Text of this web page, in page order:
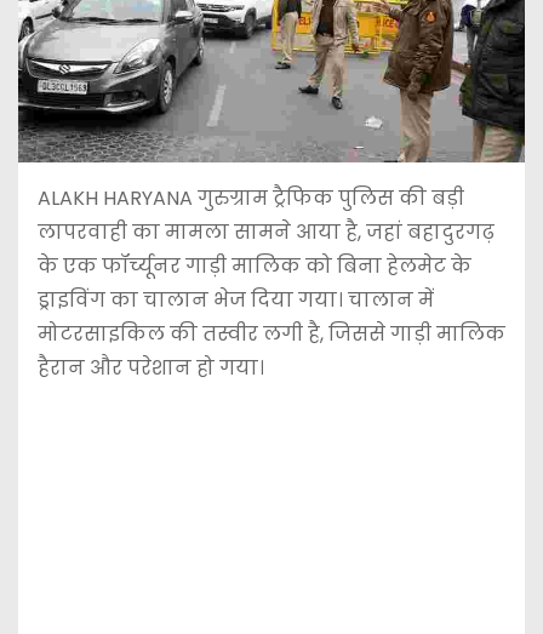
ALAKH HARYANA गुरुग्राम ट्रैफिक पुलिस की बड़ी
लापरवाही का मामला सामने आया है, जहां बहादुरगढ़
के एक फॉर्च्यूनर गाड़ी मालिक को बिना हेलमेट के
ड्राइविंग का चालान भेज दिया गया। चालान में
मोटरसाइकिल की तस्वीर लगी है, जिससे गाड़ी मालिक
हैरान और परेशान हो गया।